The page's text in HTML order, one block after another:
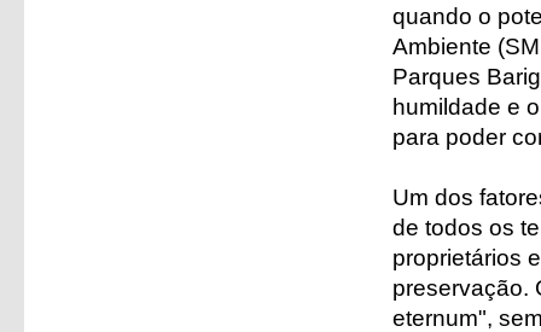
quando o
Ambiente
Parques
humildade e
para poder
Um dos
de todos os
proprietários
preservação.
eternum",